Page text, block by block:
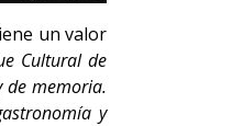
un valor
Cultural de
de memoria.
y